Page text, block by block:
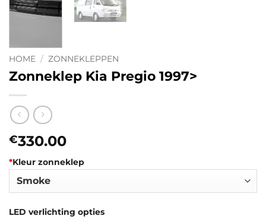
HOME / ZONNEKLEPPEN
Zonneklep Kia Pregio 1997>
€330.00
*Kleur zonneklep
LED verlichting opties